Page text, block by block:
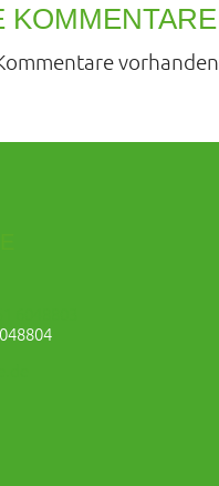
KOMMENTARE
vorhanden.